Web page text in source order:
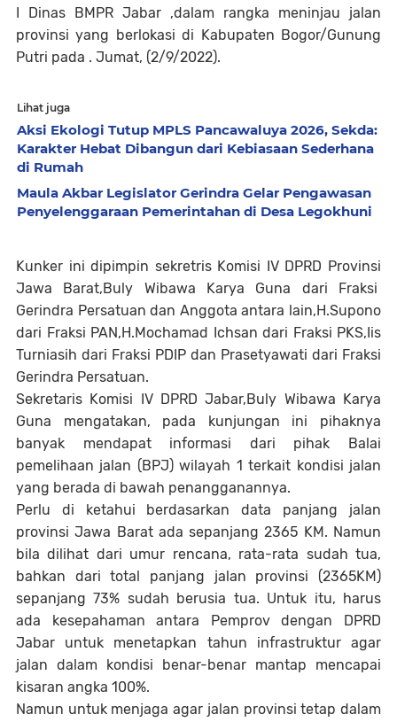
I Dinas BMPR Jabar ,dalam rangka meninjau jalan
provinsi yang berlokasi di Kabupaten Bogor/Gunung
Putri pada . Jumat, (2/9/2022).
Lihat juga
Aksi Ekologi Tutup MPLS Pancawaluya 2026, Sekda:
Karakter Hebat Dibangun dari Kebiasaan Sederhana
di Rumah
Maula Akbar Legislator Gerindra Gelar Pengawasan
Penyelenggaraan Pemerintahan di Desa Legokhuni
Kunker ini dipimpin sekretris Komisi IV DPRD Provinsi
Jawa Barat,Buly Wibawa Karya Guna dari Fraksi
Gerindra Persatuan dan Anggota antara lain,H.Supono
dari Fraksi PAN,H.Mochamad Ichsan dari Fraksi PKS,Iis
Turniasih dari Fraksi PDIP dan Prasetyawati dari Fraksi
Gerindra Persatuan.
Sekretaris Komisi IV DPRD Jabar,Buly Wibawa Karya
Guna mengatakan, pada kunjungan ini pihaknya
banyak mendapat informasi dari pihak Balai
pemelihaan jalan (BPJ) wilayah 1 terkait kondisi jalan
yang berada di bawah penangganannya.
Perlu di ketahui berdasarkan data panjang jalan
provinsi Jawa Barat ada sepanjang 2365 KM. Namun
bila dilihat dari umur rencana, rata-rata sudah tua,
bahkan dari total panjang jalan provinsi (2365KM)
sepanjang 73% sudah berusia tua. Untuk itu, harus
ada kesepahaman antara Pemprov dengan DPRD
Jabar untuk menetapkan tahun infrastruktur agar
jalan dalam kondisi benar-benar mantap mencapai
kisaran angka 100%.
Namun untuk menjaga agar jalan provinsi tetap dalam